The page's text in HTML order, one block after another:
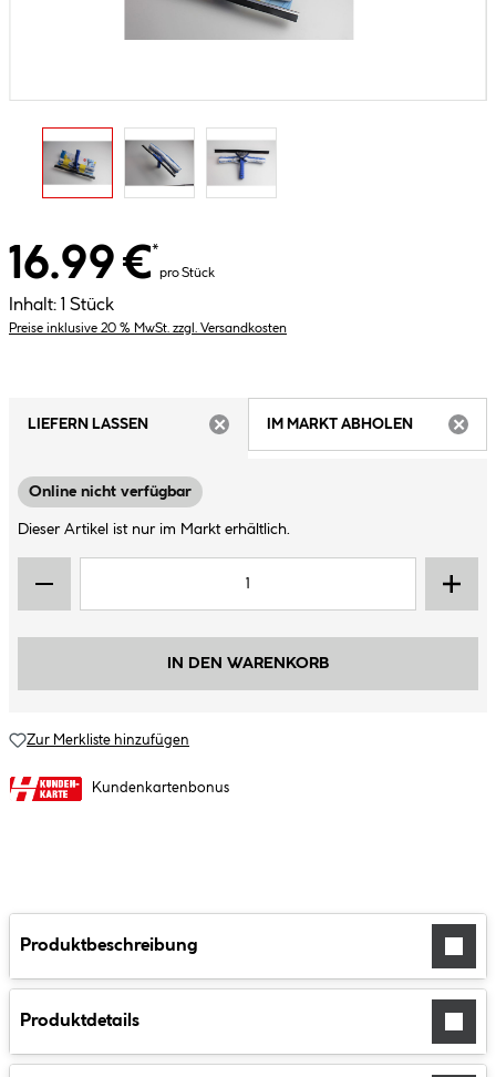
16.99 €*
pro Stück
Inhalt: 1 Stück
Preise inklusive 20 % MwSt. zzgl. Versandkosten
LIEFERN LASSEN
IM MARKT ABHOLEN
Online nicht verfügbar
Dieser Artikel ist nur im Markt erhältlich.
IN DEN WARENKORB
Zur Merkliste hinzufügen
Kundenkartenbonus
Produktbeschreibung
Produktdetails